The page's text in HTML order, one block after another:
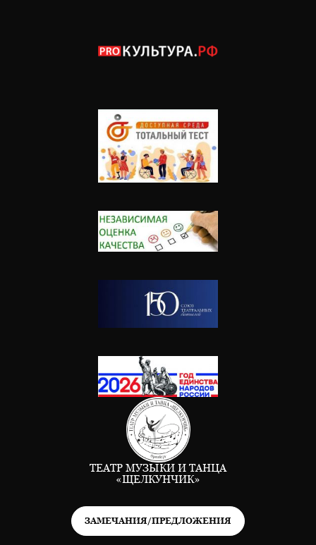
ТЕАТР МУЗЫКИ И ТАНЦА
«ЩЕЛКУНЧИК»
ЗАМЕЧАНИЯ/ПРЕДЛОЖЕНИЯ